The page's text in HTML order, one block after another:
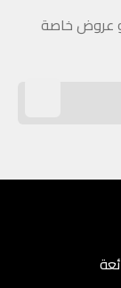
و عروض خاصة